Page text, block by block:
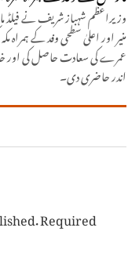
وزیراعظم شہباز شریف نے
منیر اور اعلیٰ سطحی وفد کے ہمراہ
عمرے کی سعادت حاصل کی اور
اندر حاضری دی۔
Required